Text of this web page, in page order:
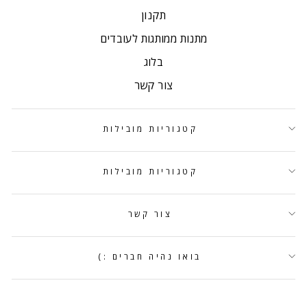
תקנון
מתנות ממותגות לעובדים
בלוג
צור קשר
קטגוריות מובילות
קטגוריות מובילות
צור קשר
בואו נהיה חברים :)